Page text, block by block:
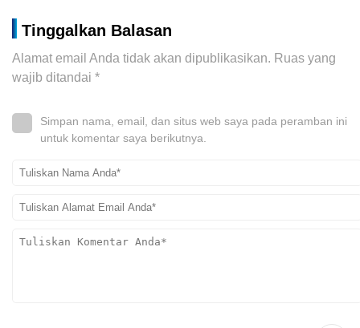
Tinggalkan Balasan
Alamat email Anda tidak akan dipublikasikan. Ruas yang
wajib ditandai *
Simpan nama, email, dan situs web saya pada peramban ini
untuk komentar saya berikutnya.